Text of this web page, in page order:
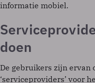
informatie mobiel.
doen
De gebruikers zijn
‘serviceproviders’ voor